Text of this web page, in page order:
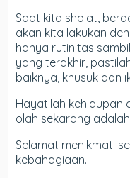
Saat kita sholat,
akan kita lakukan
hanya rutinitas
yang terakhir,
baiknya, khusuk dan
Hayatilah kehidupan
olah sekarang
Selamat menikmati
kebahagiaan.